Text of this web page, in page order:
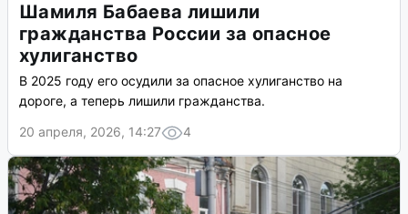
Шамиля Бабаева лишили
гражданства России за опасное
хулиганство
В 2025 году его осудили за опасное хулиганство на
дороге, а теперь лишили гражданства.
20 апреля, 2026, 14:27
4